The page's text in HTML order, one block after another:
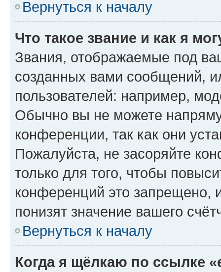
Вернуться к началу
Что такое звание и как я
Звания, отображаемые под
созданных вами сообщений,
пользователей: например,
Обычно вы не можете
конференции, так как они
Пожалуйста, не засоряйте
только для того, чтобы
конференций это запрещено,
понизят значение вашего
Вернуться к началу
Когда я щёлкаю по ссылке